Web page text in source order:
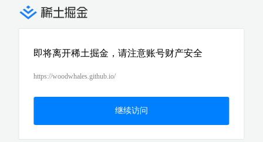
即将离开稀土掘金，请注意账号财产安全
https://woodwhales.github.io/
继续访问